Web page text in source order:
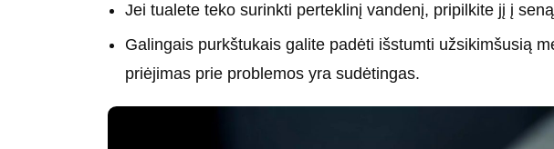
Jei tualete teko surinkti perteklinį vandenį, pripilkite jį į
Galingais purkštukais galite padėti išstumti užsikimšusią
priėjimas prie problemos yra sudėtingas.